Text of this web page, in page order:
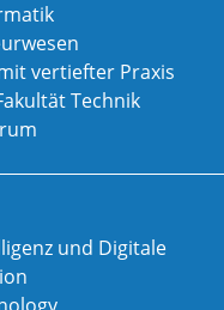
vertiefter Praxis
Technik
und Digitale